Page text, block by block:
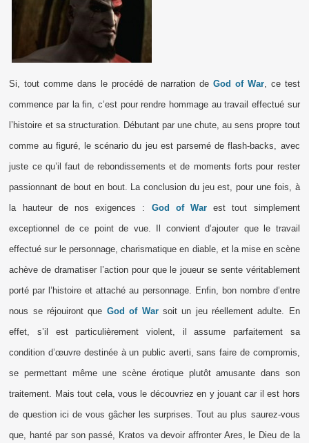
Si, tout comme dans le procédé de narration deGod of War, ce test
commence par la fin, c’est pour rendre hommage au travail effectué sur
l’histoire et sa structuration. Débutant par une chute, au sens propre tout
comme au figuré, le scénario du jeu est parsemé de flash-backs, avec
juste ce qu’il faut de rebondissements et de moments forts pour rester
passionnant de bout en bout. La conclusion du jeu est, pour une fois, à
la hauteur de nos exigences : God of War est tout simplement
exceptionnel de ce point de vue. Il convient d’ajouter que le travail
effectué sur le personnage, charismatique en diable, et la mise en scène
achève de dramatiser l’action pour que le joueur se sente véritablement
porté par l’histoire et attaché au personnage. Enfin, bon nombre d’entre
nous se réjouiront que God of Warsoit un jeu réellement adulte. En
effet, s’il est particulièrement violent, il assume parfaitement sa
condition d’œuvre destinée à un public averti, sans faire de compromis,
se permettant même une scène érotique plutôt amusante dans son
traitement. Mais tout cela, vous le découvriez en y jouant car il est hors
de question ici de vous gâcher les surprises. Tout au plus saurez-vous
que, hanté par son passé, Kratos va devoir affronter Ares, le Dieu de la